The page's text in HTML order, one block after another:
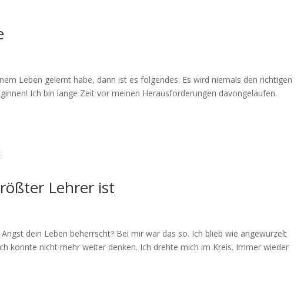
Leben gelernt habe, dann ist es folgendes: Es wird niemals den richtigen
Ich bin lange Zeit vor meinen Herausforderungen davongelaufen.
Lehrer ist
dein Leben beherrscht? Bei mir war das so. Ich blieb wie angewurzelt
konnte nicht mehr weiter denken. Ich drehte mich im Kreis. Immer wieder